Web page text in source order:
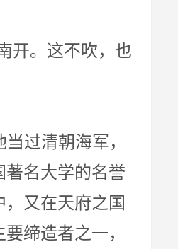
不吹，也
张伯苓！”
朝海军，
名大学的名誉
又在天府之国
缔造者之一，